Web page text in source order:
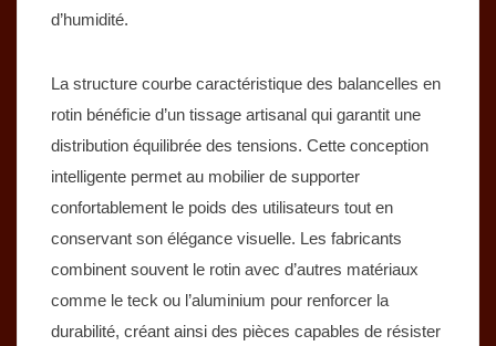
d’humidité.
La structure courbe caractéristique des balancelles en
rotin bénéficie d’un tissage artisanal qui garantit une
distribution équilibrée des tensions. Cette conception
intelligente permet au mobilier de supporter
confortablement le poids des utilisateurs tout en
conservant son élégance visuelle. Les fabricants
combinent souvent le rotin avec d’autres matériaux
comme le teck ou l’aluminium pour renforcer la
durabilité, créant ainsi des pièces capables de résister